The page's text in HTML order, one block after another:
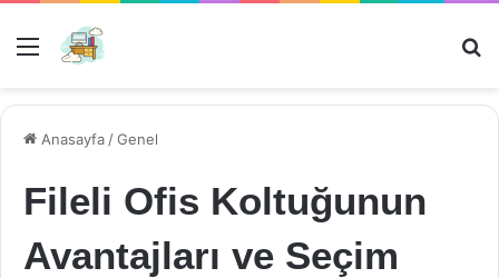
Menü
Anasayfa /Genel
Fileli Ofis Koltuğunun
Avantajları ve Seçim